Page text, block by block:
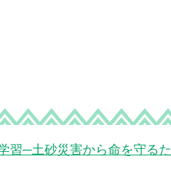
習─土砂災害から命を守るた